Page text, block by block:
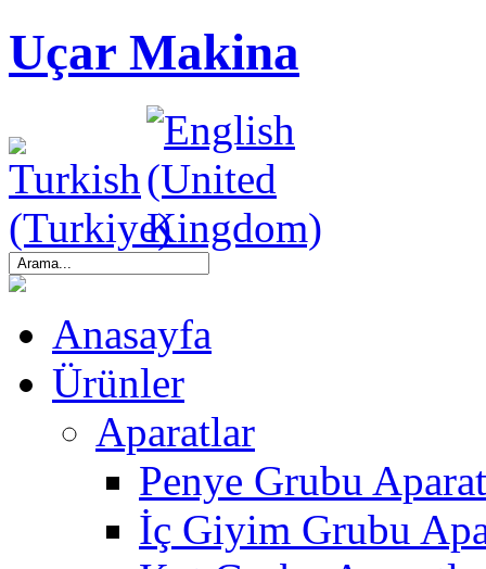
Uçar Makina
Anasayfa
Ürünler
Aparatlar
Penye Grubu
İç Giyim Grubu